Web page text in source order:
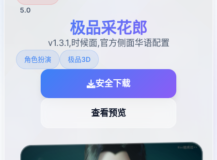
5.0
极品采花郎
v1.3.1,时候面,官方侧面华语配置
角色扮演 极品3D
安全下载
查看预览